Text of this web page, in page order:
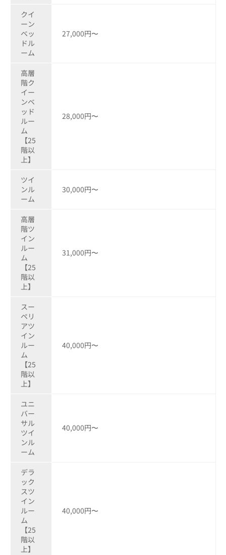
クイ
ーン
ベッ
ドル
ーム
27,000円〜
高層
階ク
イー
ンベ
ッド
ルー
ム
【25
階以
上】
28,000円〜
ツイ
ンル
ーム
30,000円〜
高層
階ツ
イン
ルー
ム
【25
階以
上】
31,000円〜
スー
ペリ
アツ
イン
ルー
ム
【25
階以
上】
40,000円〜
ユニ
バー
サル
ツイ
ンル
ーム
40,000円〜
デラ
ック
スツ
イン
ルー
ム
【25
階以
上】
40,000円〜